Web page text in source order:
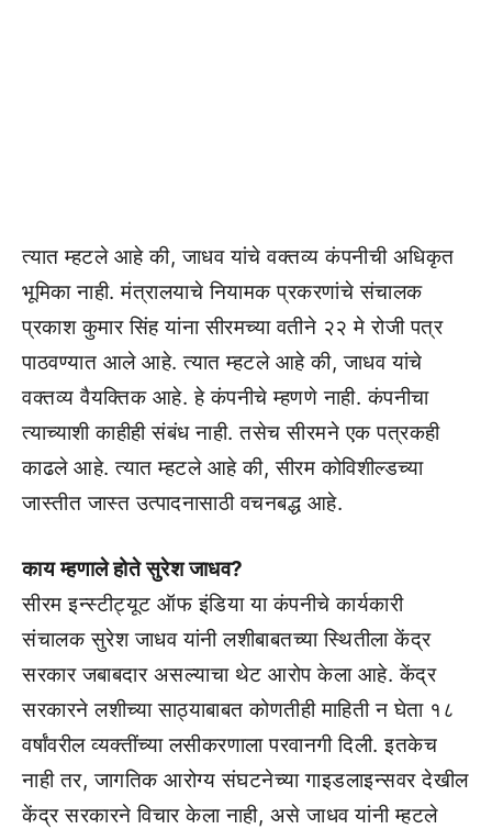
त्यात म्हटले आहे की, जाधव यांचे वक्तव्य कंपनीची अधिकृत
भूमिका नाही. मंत्रालयाचे नियामक प्रकरणांचे संचालक
प्रकाश कुमार सिंह यांना सीरमच्या वतीने २२ मे रोजी पत्र
पाठवण्यात आले आहे. त्यात म्हटले आहे की, जाधव यांचे
वक्तव्य वैयक्तिक आहे. हे कंपनीचे म्हणणे नाही. कंपनीचा
त्याच्याशी काहीही संबंध नाही. तसेच सीरमने एक पत्रकही
काढले आहे. त्यात म्हटले आहे की, सीरम कोविशील्डच्या
जास्तीत जास्त उत्पादनासाठी वचनबद्ध आहे.
काय म्हणाले होते सुरेश जाधव?
सीरम इन्स्टीट्यूट ऑफ इंडिया या कंपनीचे कार्यकारी
संचालक सुरेश जाधव यांनी लशीबाबतच्या स्थितीला केंद्र
सरकार जबाबदार असल्याचा थेट आरोप केला आहे. केंद्र
सरकारने लशीच्या साठ्याबाबत कोणतीही माहिती न घेता १८
वर्षांवरील व्यक्तींच्या लसीकरणाला परवानगी दिली. इतकेच
नाही तर, जागतिक आरोग्य संघटनेच्या गाइडलाइन्सवर देखील
केंद्र सरकारने विचार केला नाही, असे जाधव यांनी म्हटले